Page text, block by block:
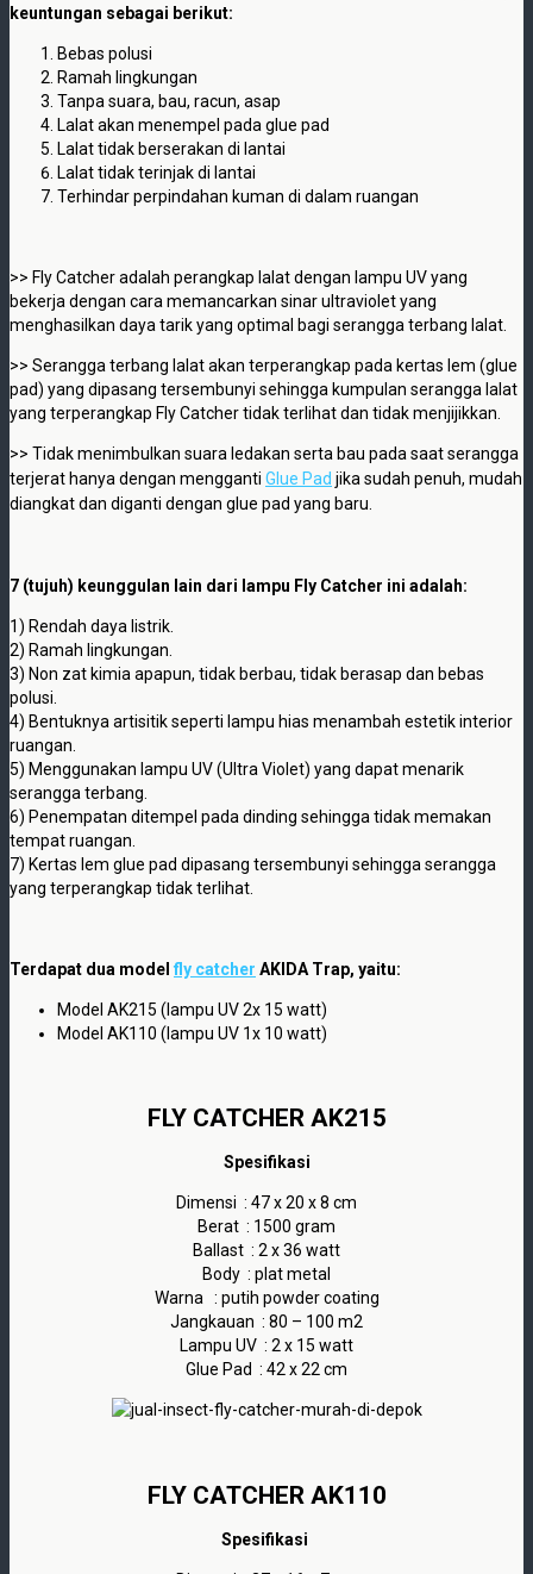
keuntungan sebagai berikut:
Bebas polusi
Ramah lingkungan
Tanpa suara, bau, racun, asap
Lalat akan menempel pada glue pad
Lalat tidak berserakan di lantai
Lalat tidak terinjak di lantai
Terhindar perpindahan kuman di dalam ruangan
>> Fly Catcher adalah perangkap lalat dengan lampu UV yang
bekerja dengan cara memancarkan sinar ultraviolet yang
menghasilkan daya tarik yang optimal bagi serangga terbang lalat.
>> Serangga terbang lalat akan terperangkap pada kertas lem (glue
pad) yang dipasang tersembunyi sehingga kumpulan serangga lalat
yang terperangkap Fly Catcher tidak terlihat dan tidak menjijikkan.
>> Tidak menimbulkan suara ledakan serta bau pada saat serangga
terjerat hanya dengan mengganti Glue Pad jika sudah penuh, mudah
diangkat dan diganti dengan glue pad yang baru.
7 (tujuh) keunggulan lain dari lampu Fly Catcher ini adalah:
1) Rendah daya listrik.
2) Ramah lingkungan.
3) Non zat kimia apapun, tidak berbau, tidak berasap dan bebas
polusi.
4) Bentuknya artisitik seperti lampu hias menambah estetik interior
ruangan.
5) Menggunakan lampu UV (Ultra Violet) yang dapat menarik
serangga terbang.
6) Penempatan ditempel pada dinding sehingga tidak memakan
tempat ruangan.
7) Kertas lem glue pad dipasang tersembunyi sehingga serangga
yang terperangkap tidak terlihat.
Terdapat dua model fly catcher AKIDA Trap, yaitu:
Model AK215 (lampu UV 2x 15 watt)
Model AK110 (lampu UV 1x 10 watt)
FLY CATCHER AK215
Spesifikasi
Dimensi : 47 x 20 x 8 cm
Berat : 1500 gram
Ballast : 2 x 36 watt
Body : plat metal
Warna : putih powder coating
Jangkauan : 80 – 100 m2
Lampu UV : 2 x 15 watt
Glue Pad : 42 x 22 cm
FLY CATCHER AK110
Spesifikasi